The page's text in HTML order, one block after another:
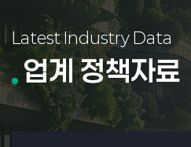
Latest Industry Data
업계 정책자료